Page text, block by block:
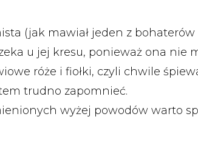
(jak mawiał jeden z
u jej kresu, ponieważ ona nie
róże i fiołki, czyli chwile
trudno zapomnieć.
wyżej powodów warto